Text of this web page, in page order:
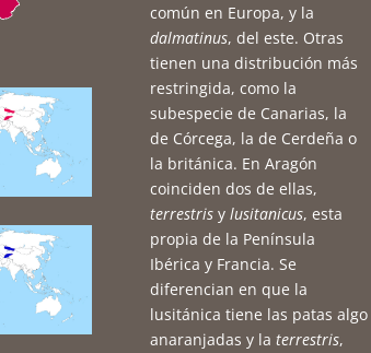
común en Europa, y la
dalmatinus, del este. Otras
tienen una distribución más
restringida, como la
subespecie de Canarias, la
de Córcega, la de Cerdeña o
la británica. En Aragón
coinciden dos de ellas,
terrestrisylusitanicus, esta
propia de la Península
Ibérica y Francia. Se
diferencian en que la
lusitánica tiene las patas algo
anaranjadas y laterrestris,